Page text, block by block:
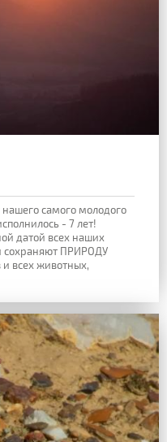
самого молодого
- 7 лет!
датой всех наших
сохраняют ПРИРОДУ
и всех животных,